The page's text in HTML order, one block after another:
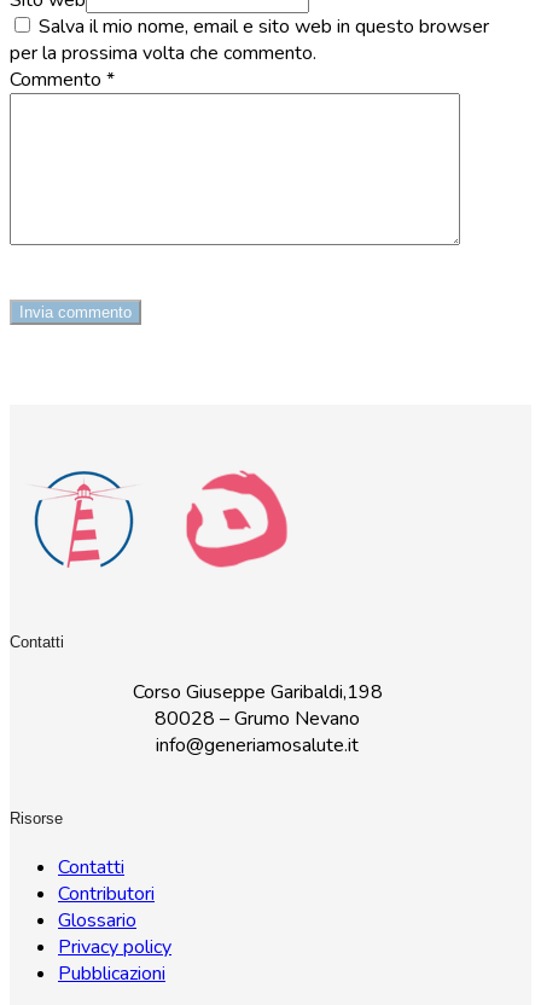
Salva il mio nome, email e sito web in questo browser
per la prossima volta che commento.
Commento *
Contatti
Corso Giuseppe Garibaldi,198
80028 – Grumo Nevano
info@generiamosalute.it
Risorse
Contatti
Contributori
Glossario
Privacy policy
Pubblicazioni